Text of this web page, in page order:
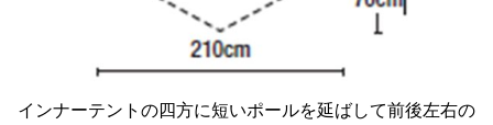
インナーテントの四方に短いポールを延ばして前後左右の